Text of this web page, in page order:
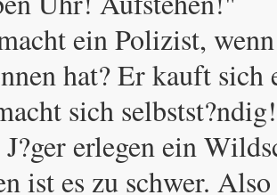
ein Polizist,
hat? Er kauft sich
sich selbstst?ndig!
erlegen ein
ist es zu schwer.